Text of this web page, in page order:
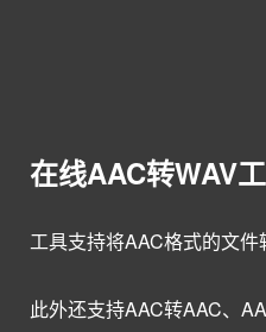
在线AAC转WAV
工具支持将AAC格式的文件
此外还支持AAC转AAC、